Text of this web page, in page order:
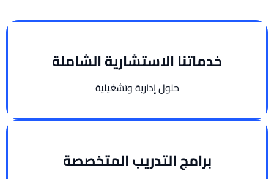
خدماتنا الاستشارية الشاملة
حلول إدارية وتشغيلية
برامج التدريب المتخصصة